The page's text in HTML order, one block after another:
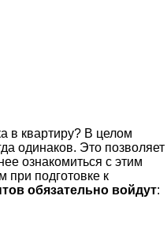
в квартиру? В целом
одинаков. Это позволяет
ознакомиться с этим
при подготовке к
обязательно войдут: